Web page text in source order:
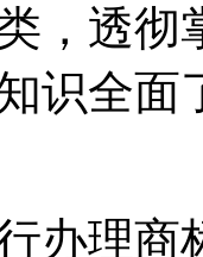
，透彻
识全面
办理商